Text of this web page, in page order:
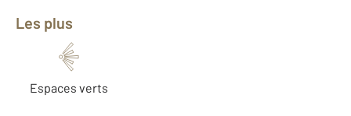
Les plus
Espaces verts